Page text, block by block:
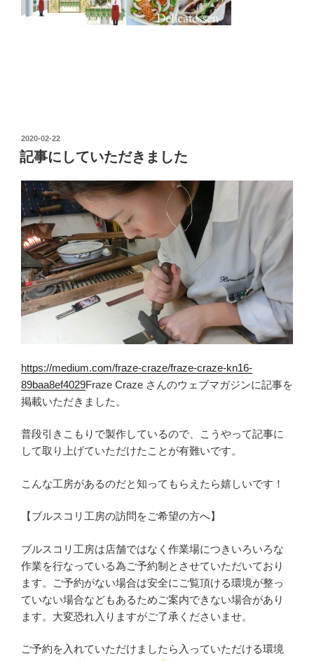
2020-02-22
記事にしていただきました
https://medium.com/fraze-craze/fraze-craze-kn16-
89baa8ef4029Fraze Craze さんのウェブマガジンに記事を
掲載いただきました。
普段引きこもりで製作しているので、こうやって記事に
して取り上げていただけたことが有難いです。
こんな工房があるのだと知ってもらえたら嬉しいです！
【ブルスコリ工房の訪問をご希望の方へ】
ブルスコリ工房は店舗ではなく作業場につきいろいろな
作業を行なっている為ご予約制とさせていただいており
ます。ご予約がない場合は安全にご覧頂ける環境が整っ
ていない場合などもあるためご案内できない場合があり
ます。大変恐れ入りますがご了承くださいませ。
ご予約を入れていただけましたら入っていただける環境